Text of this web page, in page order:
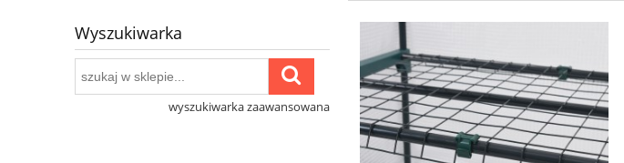
Wyszukiwarka
wyszukiwarka zaawansowana